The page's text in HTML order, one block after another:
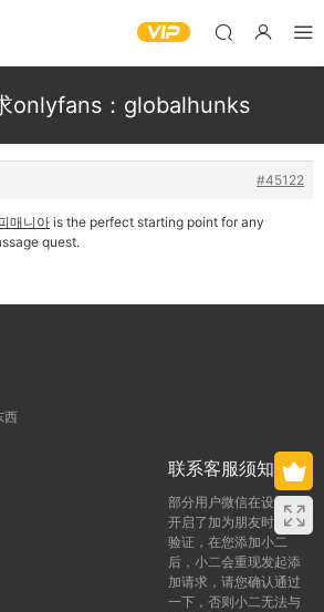
onlyfans：globalhunks
#45122
매니아 is the perfect starting point for any
quest.
西
联系客服须知
部分用户微信在设置中
开启了加为朋友时需要
验证，在您添加小二
后，小二会重现发起添
加请求，请您确认通过
一下，否则小二无法与